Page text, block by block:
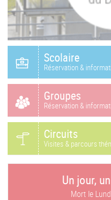
Scolaire
Réservation &
Groupes
Réservation &
Circuits
Visites & parcours
Un jour,
Mort le